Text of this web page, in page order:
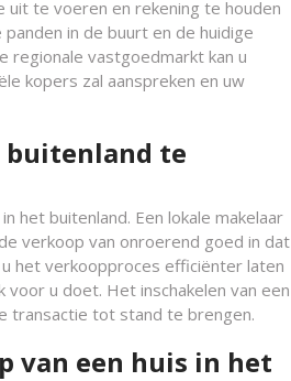
te voeren en rekening te houden
in de buurt en de huidige
regionale vastgoedmarkt kan u
kopers zal aanspreken en uw
buitenland te
het buitenland. Een lokale makelaar
verkoop van onroerend goed in dat
het verkoopproces efficiënter laten
u doet. Het inschakelen van een
transactie tot stand te brengen.
van een huis in het